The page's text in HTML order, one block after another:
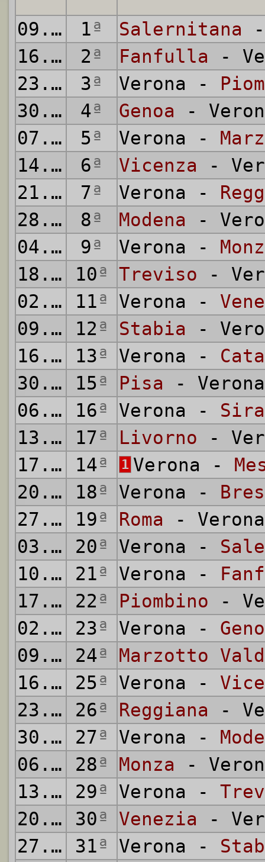
09.09.1951
1ª Salernitana -
16.09.1951
2ª Fanfulla -
23.09.1951
3ª Verona -
30.09.1951
4ª Genoa -
07.10.1951
5ª Verona -
14.10.1951
6ª Vicenza -
21.10.1951
7ª Verona -
28.10.1951
8ª Modena -
04.11.1951
9ª Verona -
18.11.1951
10ª Treviso -
02.12.1951
11ª Verona -
09.12.1951
12ª Stabia -
16.12.1951
13ª Verona -
30.12.1951
15ª Pisa - Verona
06.01.1952
16ª Verona -
13.01.1952
17ª Livorno -
17.01.1952
14ª 1 Verona -
20.01.1952
18ª Verona -
27.01.1952
19ª Roma - Verona
03.02.1952
20ª Verona -
10.02.1952
21ª Verona -
17.02.1952
22ª Piombino -
02.03.1952
23ª Verona -
09.03.1952
24ª
Marzotto
16.03.1952
25ª Verona -
23.03.1952
26ª Reggiana -
30.03.1952
27ª Verona -
06.04.1952
28ª Monza -
13.04.1952
29ª Verona -
20.04.1952
30ª Venezia -
27.04.1952
31ª Verona -